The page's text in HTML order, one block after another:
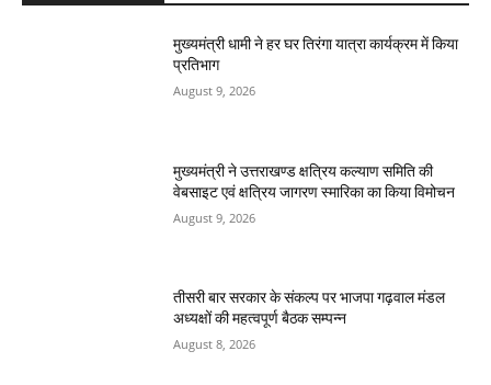
मुख्यमंत्री धामी ने हर घर तिरंगा यात्रा कार्यक्रम में किया
प्रतिभाग
August 9, 2026
मुख्यमंत्री ने उत्तराखण्ड क्षत्रिय कल्याण समिति की
वेबसाइट एवं क्षत्रिय जागरण स्मारिका का किया विमोचन
August 9, 2026
तीसरी बार सरकार के संकल्प पर भाजपा गढ़वाल मंडल
अध्यक्षों की महत्वपूर्ण बैठक सम्पन्न
August 8, 2026